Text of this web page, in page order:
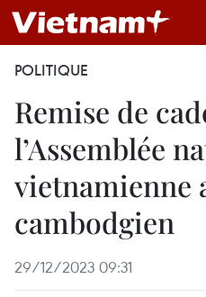
POLITIQUE
Remise de
l’Assemblée
vietnamienne
cambodgien
29/12/2023 09:31